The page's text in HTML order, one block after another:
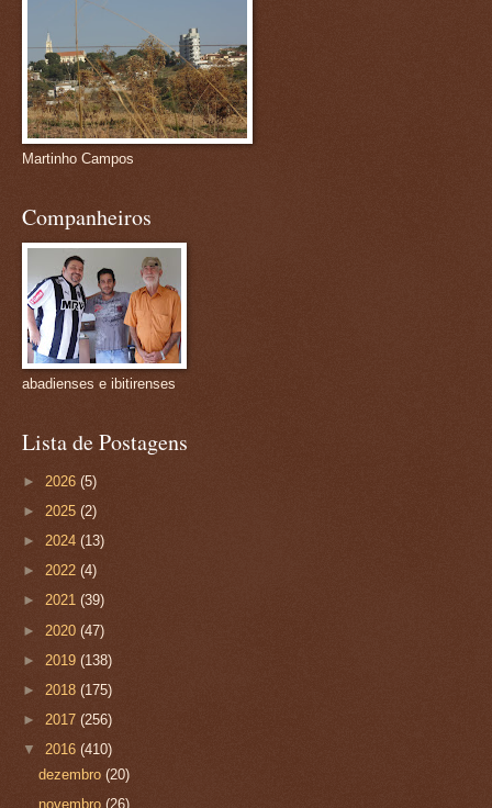
Martinho Campos
Companheiros
abadienses e ibitirenses
Lista de Postagens
► 2026 (5)
► 2025 (2)
► 2024 (13)
► 2022 (4)
► 2021 (39)
► 2020 (47)
► 2019 (138)
► 2018 (175)
► 2017 (256)
▼ 2016 (410)
dezembro(20)
novembro(26)